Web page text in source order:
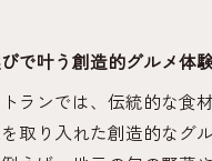
のレストランで楽しむ旬
県グルメを彩るレストラ
で叶う創造的グルメ体
ランでは、伝統的な食
取り入れた創造的なグ